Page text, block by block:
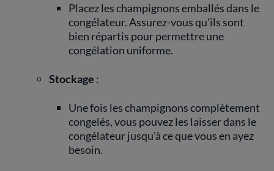
Placez les champignons emballés dans le
congélateur. Assurez-vous qu'ils sont
bien répartis pour permettre une
congélation uniforme.
Stockage :
Une fois les champignons complètement
congelés, vous pouvez les laisser dans le
congélateur jusqu'à ce que vous en ayez
besoin.